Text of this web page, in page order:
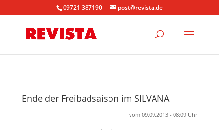
09721 387190 post@revista.de
Ende der Freibadsaison im SILVANA
vom 09.09.2013 - 08:09 Uhr